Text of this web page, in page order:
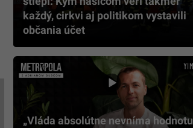
každý, cirkvi aj politikom vystavili
občania účet
„Vláda absolútne nevníma hodnotu